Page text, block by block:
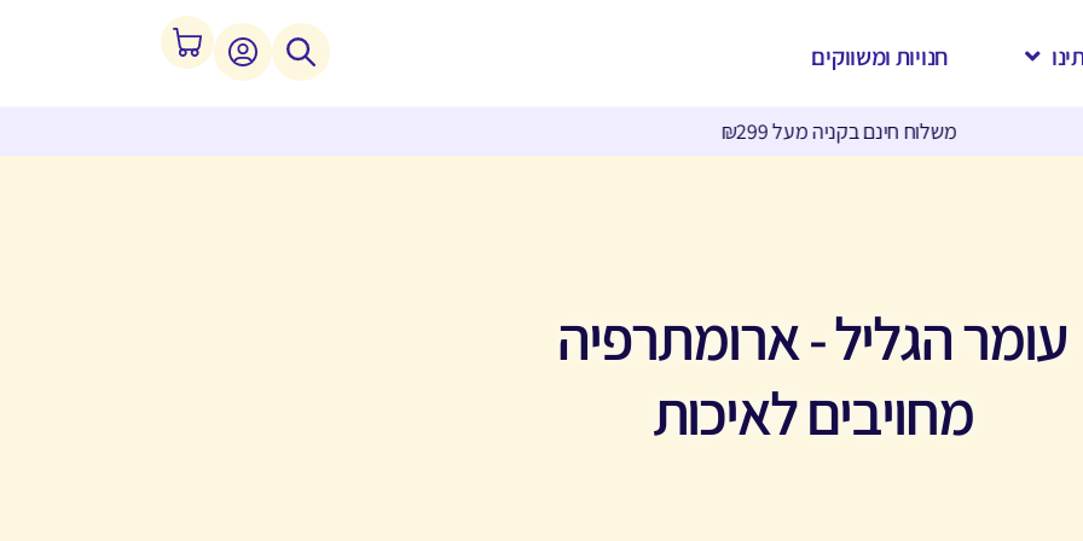
חנויות ומשווקים
מוצר חדש - קליפס ארומתרפי לאף
עומר הגליל - ארומתרפיה
מחויבים לאיכות